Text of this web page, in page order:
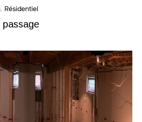
, Résidentiel
passage